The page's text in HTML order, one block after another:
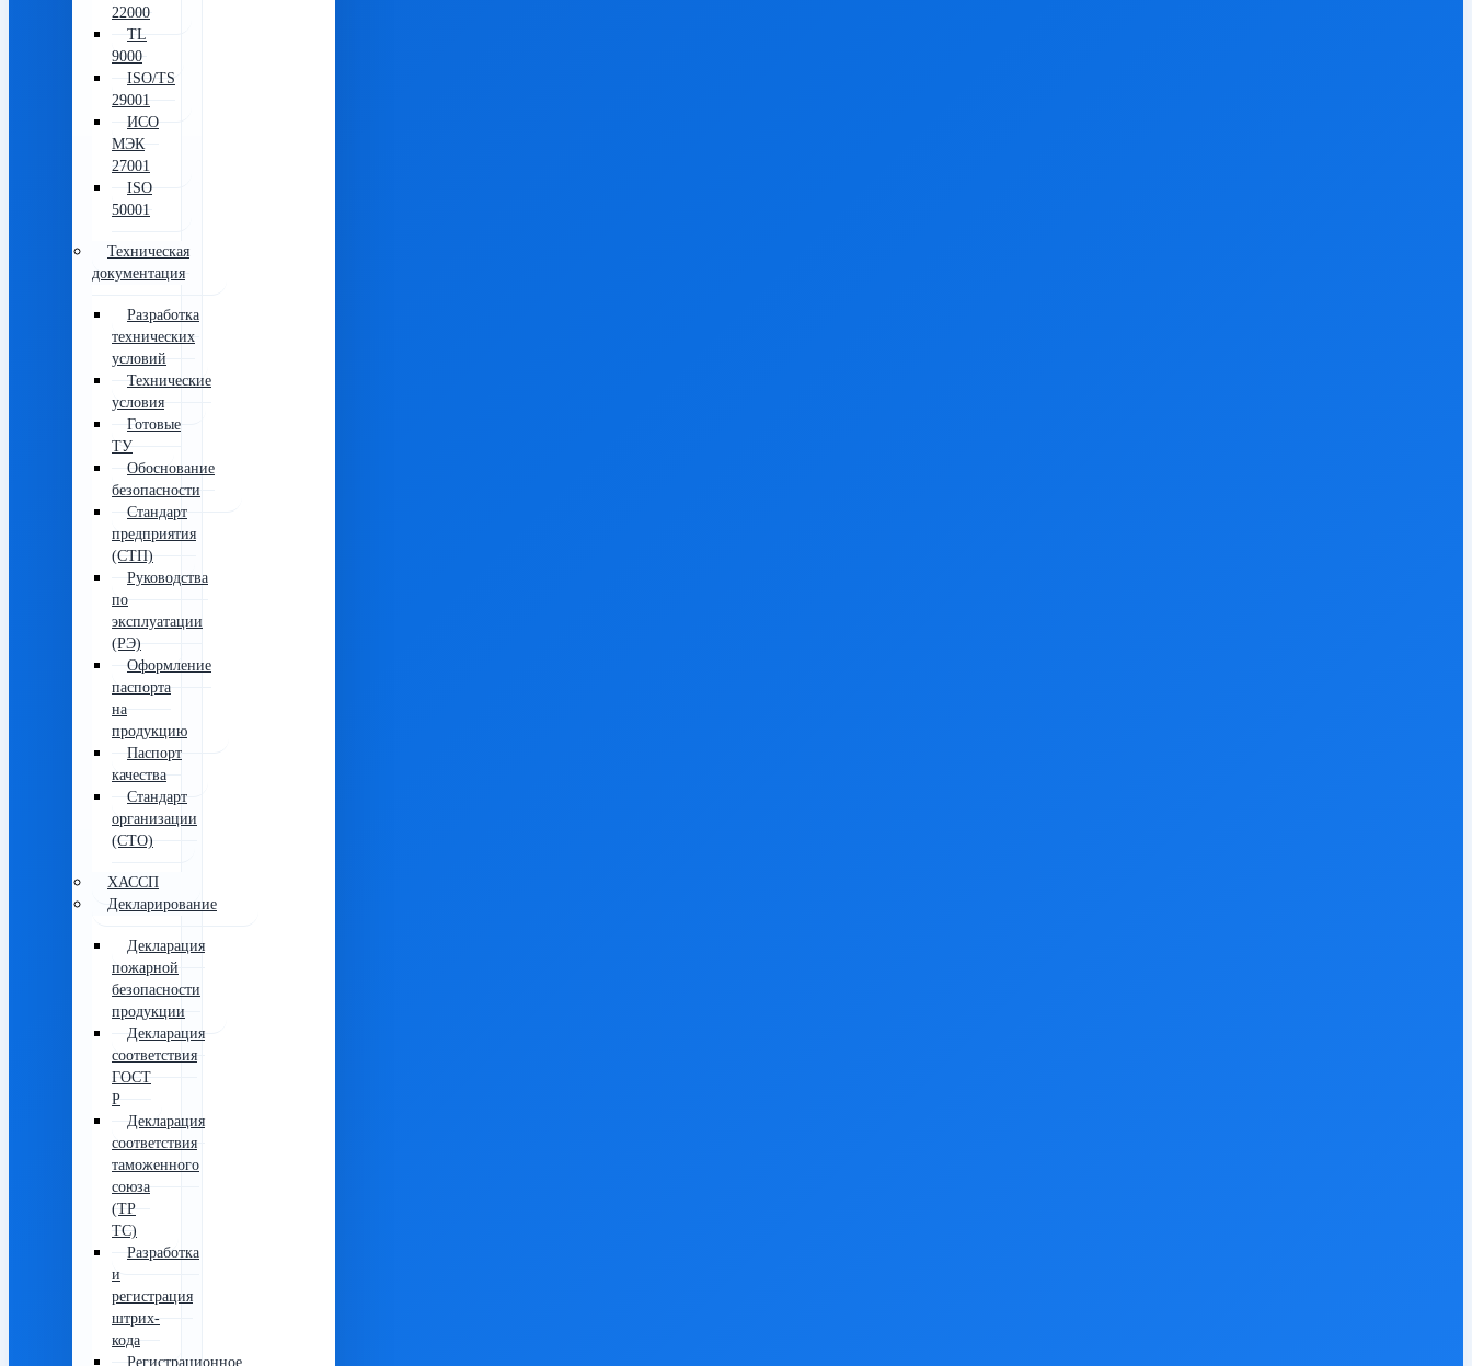
22000
TL
9000
ISO/TS
29001
ИСО
МЭК
27001
ISO
50001
Техническая
документация
Разработка
технических
условий
Технические
условия
Готовые
ТУ
Обоснование
безопасности
Стандарт
предприятия
(СТП)
Руководства
по
эксплуатации
(РЭ)
Оформление
паспорта
на
продукцию
Паспорт
качества
Стандарт
организации
(СТО)
ХАССП
Декларирование
Декларация
пожарной
безопасности
продукции
Декларация
соответствия
ГОСТ
Р
Декларация
соответствия
таможенного
союза
(ТР
ТС)
Разработка
и
регистрация
штрих-
кода
Регистрационное